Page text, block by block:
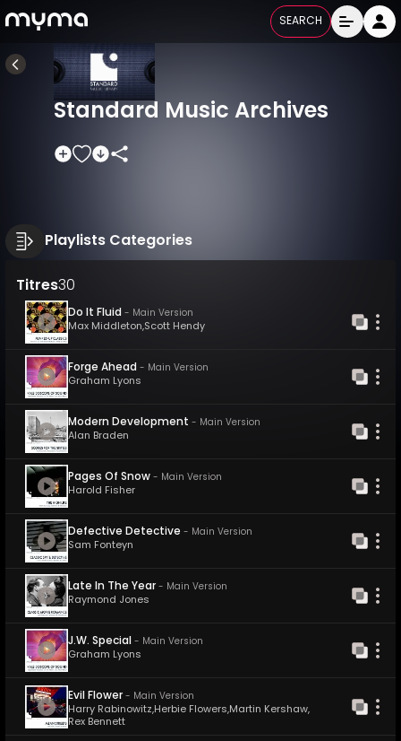
SEARCH
Standard Music Archives
Playlists Categories
30
Titres
Do It Fluid - Main Version
Max Middleton,Scott Hendy
Forge Ahead - Main Version
Graham Lyons
Modern Development - Main Version
Alan Braden
Pages Of Snow - Main Version
Harold Fisher
Defective Detective - Main Version
Sam Fonteyn
Late In The Year - Main Version
Raymond Jones
J.W. Special - Main Version
Graham Lyons
Evil Flower - Main Version
Harry Rabinowitz,Herbie Flowers,Martin Kershaw,
Rex Bennett